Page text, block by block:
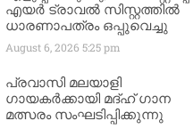
എയർ ട്രാവൽ സിസ്റ്റത്തിൽ
ധാരണാപത്രം ഒപ്പുവെച്ചു
August 6, 2026 5:25 pm
പ്രവാസി മലയാളി
ഗായകർക്കായി മദ്ഹ് ഗാന
മത്സരം സംഘടിപ്പിക്കുന്നു